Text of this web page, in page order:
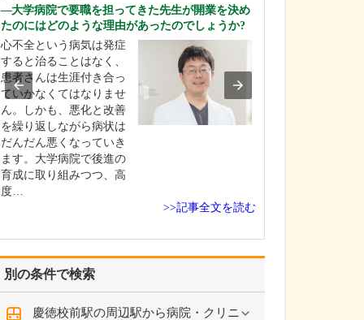
別の条件で検索
慶徳校前駅の周辺駅から病院・クリニ
大学病院で要職を担ってきた先生が開業を決め
たのにはどのような理由があったのでしょうか?
心不全という病気は発症
すると治ることはなく、
患者さんは生涯付き合っ
ていかなくてはなりませ
ん。しかも、悪化と改善
を繰り返しながら病状は
だんだん悪くなっていき
ます。大学病院で後進の
育成に取り組みつつ、高
度…
>>記事全文を読む